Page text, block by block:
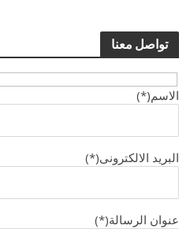
تواصل معنا
الاسم(*)
البريد الالكترونى(*)
عنوان الرسالة(*)